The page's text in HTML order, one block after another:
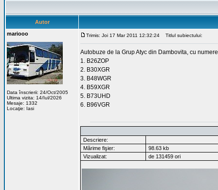
Autor
mariooo
Data înscrierii: 24/Oct/2005
Ultima vizita: 14/Iul/2026
Mesaje: 1332
Locaţie: Iasi
Trimis: Joi 17 Mar 2011 12:32:24 Titlul subiectului:
Autobuze de la Grup Atyc din Dambovita, cu
1. B26ZOP
2. B30XGR
3. B48WGR
4. B59XGR
5. B73UHD
6. B96VGR
Descriere:
Mărime fişier:
98.63 kb
Vizualizat:
de 131459 ori